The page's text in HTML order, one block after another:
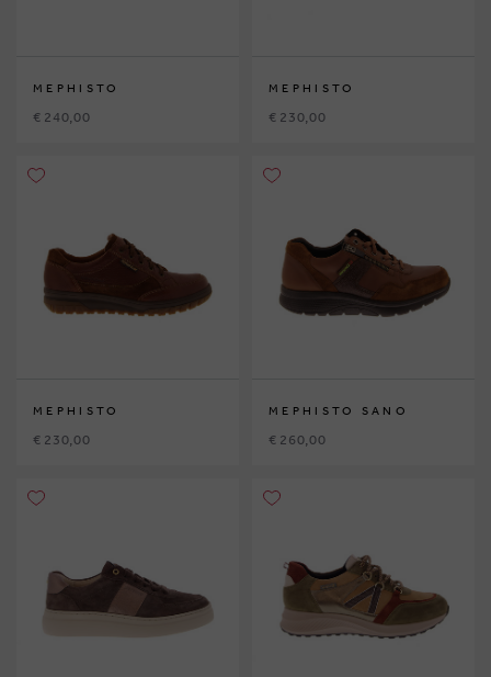
MEPHISTO
€ 240,00
MEPHISTO
€ 230,00
MEPHISTO
€ 230,00
MEPHISTO SANO
€ 260,00